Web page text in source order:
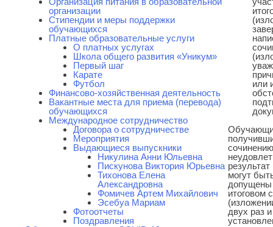
организации
Стипендии и меры поддержки
обучающихся
Платные образовательные услуги
О платных услугах
Школа общего развития «Уникум»
Первый шаг
Карате
Футбол
Финансово-хозяйственная деятельность
Вакантные места для приема (перевода)
обучающихся
Международное сотрудничество
Договора о сотрудничестве
Мероприятия
Выдающиеся выпускники
Никулина Анни Юльевна
Пискунова Виктория Юрьевна
Тихонова Елена
Александровна
Фомичев Артем Михайлович
Эсебуа Мариам
Фотоотчеты
Поздравления
или
могут
допущены
итоговом
двух раз